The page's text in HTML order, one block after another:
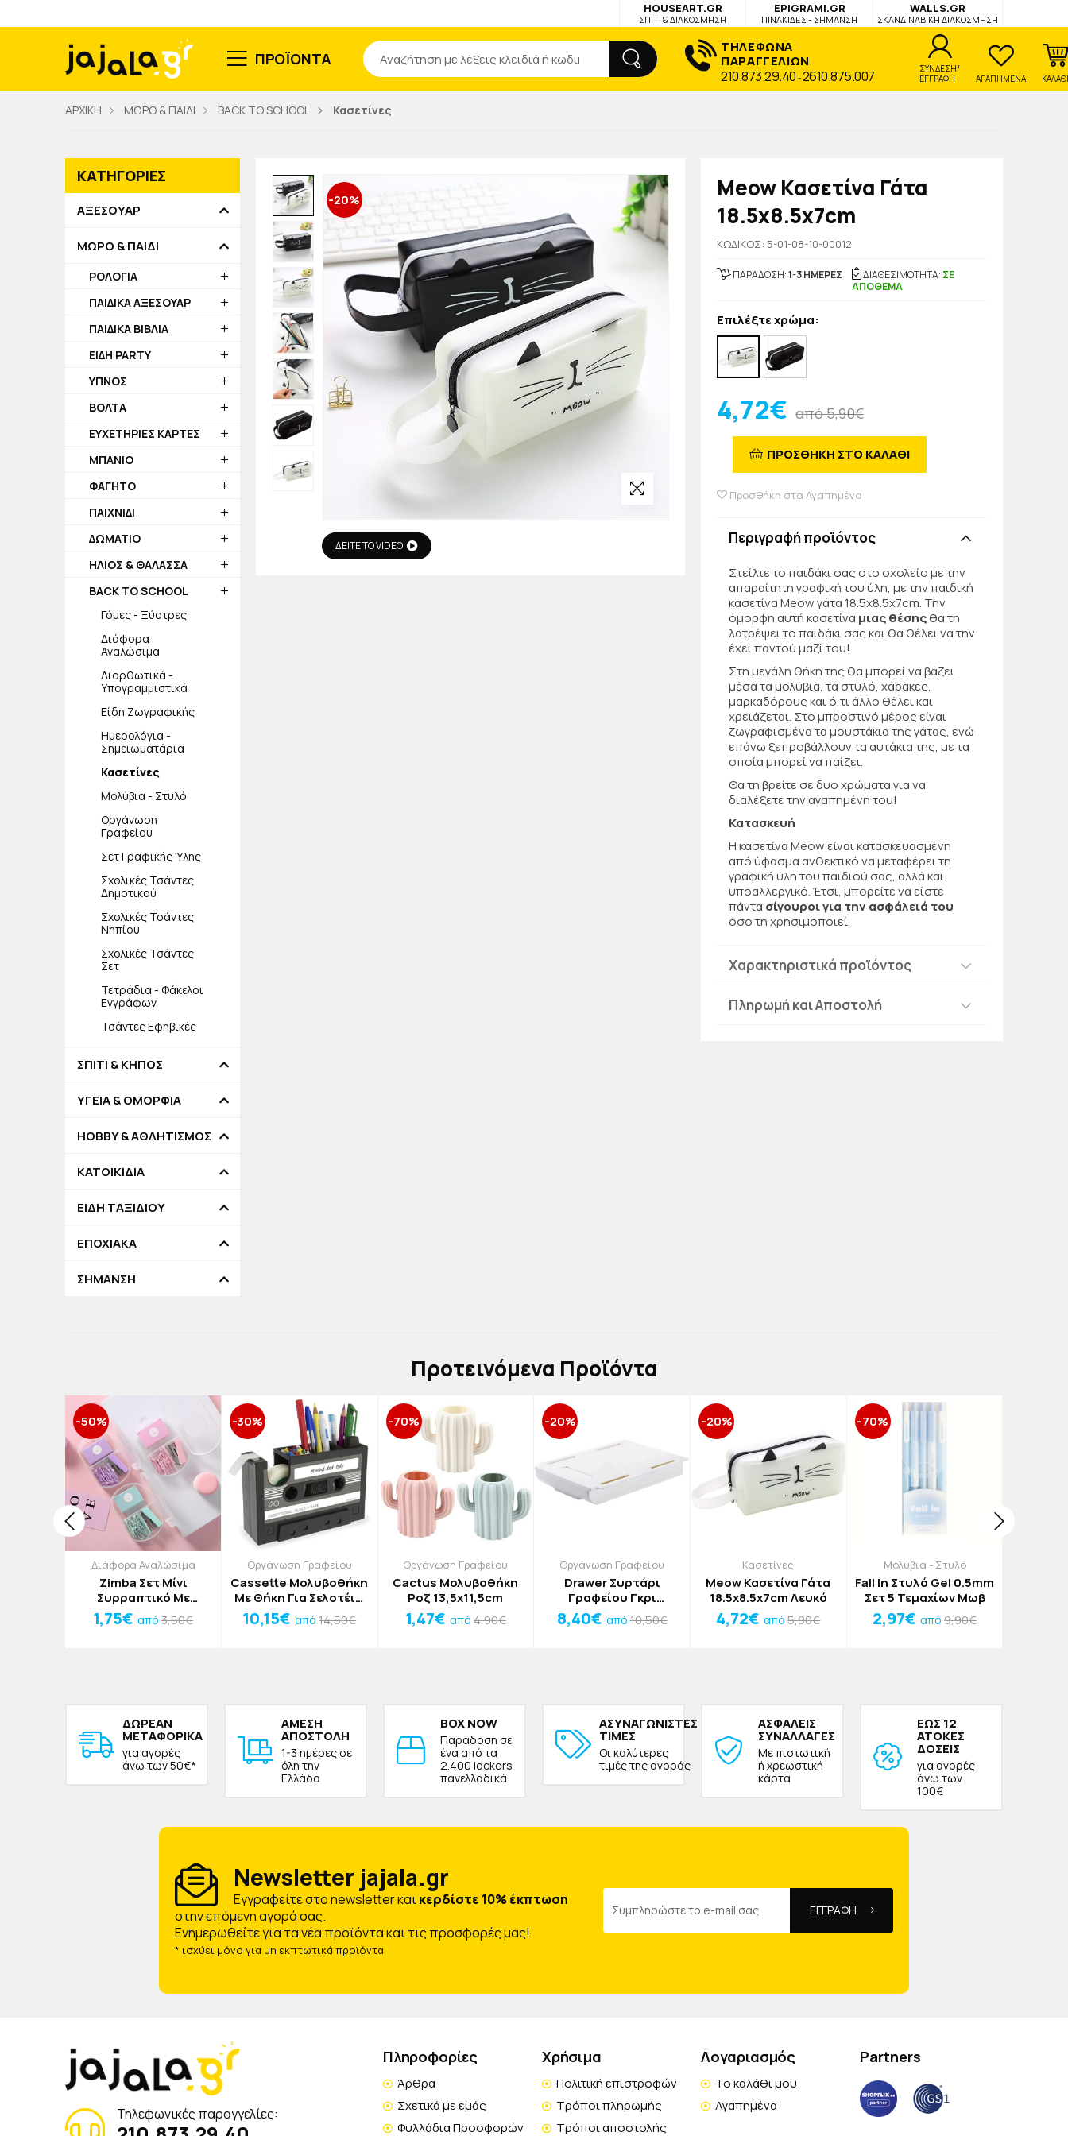
HOUSEART.GR
ΣΠΙΤΙ & ΔΙΑΚΟΣΜΗΣΗ
EPIGRAMI.GR
ΠΙΝΑΚΙΔΕΣ - ΣΗΜΑΝΣΗ
WALLS.GR
ΣΚΑΝΔΙΝΑΒΙΚΗ ΔΙΑΚΟΣΜΗΣΗ
ΠΡΟΪΟΝΤΑ
Αναζήτηση
ΤΗΛΕΦΩΝΑ
ΠΑΡΑΓΓΕΛΙΩΝ
210.873.29.40 -2610.875.007
ΣΥΝΔΕΣΗ/
ΕΓΓΡΑΦΗ
ΑΓΑΠΗΜΕΝΑ
ΑΡΧΙΚΗ ΜΩΡΟ & ΠΑΙΔΙ BACK TO SCHOOL Κασετίνες
-20%
ΔΕΙΤΕ ΤΟ VIDEO
Meow Κασετίνα Γάτα
18.5x8.5x7cm
KΩΔΙΚΟΣ: 5-01-08-10-00012
ΠΑΡΑΔΟΣΗ:1-3 ΗΜΕΡΕΣ ΔΙΑΘΕΣΙΜΟΤΗΤΑ: ΣΕ
ΑΠΟΘΕΜΑ
Επιλέξτε χρώμα:
4,72€ από 5,90€
ΠΡΟΣΘΗΚΗ ΣΤΟ ΚΑΛΑΘΙ
Προσθήκη στα Αγαπημένα
Περιγραφή προϊόντος
Στείλτε το παιδάκι σας στο σχολείο με την
απαραίτητη γραφική του ύλη, με την παιδική
κασετίνα Meow γάτα 18.5x8.5x7cm. Την
όμορφη αυτή κασετίνα μιας θέσηςθα τη
λατρέψει το παιδάκι σας και θα θέλει να την
έχει παντού μαζί του!
Στη μεγάλη θήκη της θα μπορεί να βάζει
μέσα τα μολύβια, τα στυλό, χάρακες,
μαρκαδόρους και ό,τι άλλο θέλει και
χρειάζεται. Στο μπροστινό μέρος είναι
ζωγραφισμένα τα μουστάκια της γάτας, ενώ
επάνω ξεπροβάλλουν τα αυτάκια της, με τα
οποία μπορεί να παίζει.
Θα τη βρείτε σε δυο χρώματα για να
διαλέξετε την αγαπημένη του!
Κατασκευή
Η κασετίνα Meow είναι κατασκευασμένη
από ύφασμα ανθεκτικό να μεταφέρει τη
γραφική ύλη του παιδιού σας, αλλά και
υποαλλεργικό. Έτσι, μπορείτε να είστε
πάντα σίγουροι για την ασφάλειά του
όσο τη χρησιμοποιεί.
Χαρακτηριστικά προϊόντος
Πληρωμή και Αποστολή
ΚΑΤΗΓΟΡΙΕΣ
ΑΞΕΣΟΥΑΡ
ΜΩΡΟ & ΠΑΙΔΙ
ΡΟΛΟΓΙΑ
ΠΑΙΔΙΚΑ ΑΞΕΣΟΥΑΡ
ΠΑΙΔΙΚΑ ΒΙΒΛΙΑ
ΕΙΔΗ PARTY
ΥΠΝΟΣ
ΒΟΛΤΑ
ΕΥΧΕΤΗΡΙΕΣ ΚΑΡΤΕΣ
ΜΠΑΝΙΟ
ΦΑΓΗΤΟ
ΠΑΙΧΝΙΔΙ
ΔΩΜΑΤΙΟ
ΗΛΙΟΣ & ΘΑΛΑΣΣΑ
BACK TO SCHOOL
Γόμες - Ξύστρες
Διάφορα
Αναλώσιμα
Διορθωτικά -
Υπογραμμιστικά
Είδη Ζωγραφικής
Ημερολόγια -
Σημειωματάρια
Κασετίνες
Μολύβια - Στυλό
Οργάνωση
Γραφείου
Σετ Γραφικής Ύλης
Σχολικές Τσάντες
Δημοτικού
Σχολικές Τσάντες
Νηπίου
Σχολικές Τσάντες
Σετ
Τετράδια - Φάκελοι
Εγγράφων
Τσάντες Εφηβικές
ΣΠΙΤΙ & ΚΗΠΟΣ
ΥΓΕΙΑ & ΟΜΟΡΦΙΑ
HOBBY & ΑΘΛΗΤΙΣΜΟΣ
ΚΑΤΟΙΚΙΔΙΑ
ΕΙΔΗ ΤΑΞΙΔΙΟΥ
ΕΠΟΧΙΑΚΑ
ΣΗΜΑΝΣΗ
Πρoτεινόμενα Προϊόντα
-50%
Διάφορα Αναλώσιμα
Zimba Σετ Μίνι
Συρραπτικό Με
Συνδετήρες Πράσινο
1,75€ από3,50€
-30%
Οργάνωση Γραφείου
Cassette Μολυβοθήκη
Με Θήκη Για Σελοτέιπ
Μπλε 16,8x11x5,2cm
10,15€ από14,50€
-70%
Οργάνωση Γραφείου
Cactus Μολυβοθήκη
Ροζ 13,5x11,5cm
1,47€ από 4,90€
-20%
Οργάνωση Γραφείου
Drawer Συρτάρι
Γραφείου Γκρι
15,5x22x3,5cm
8,40€ από10,50€
-20%
Κασετίνες
Meow Κασετίνα Γάτα
18.5x8.5x7cm Λευκό
4,72€ από5,90€
-70%
Μολύβια - Στυλό
Fall In Στυλό Gel 0.5mm
Σετ 5 Τεμαχίων Μωβ
2,97€ από9,90€
ΔΩΡΕAΝ
ΜΕΤΑΦΟΡΙΚΑ
για αγορές
άνω των 50€*
ΑΜΕΣΗ
ΑΠΟΣΤΟΛΗ
1-3 ημέρες σε
όλη την
Ελλάδα
BOX NOW
Παράδοση σε
ένα από τα
2.400 lockers
πανελλαδικά
ΑΣΥΝΑΓΩΝΙΣΤΕΣ
ΤΙΜΕΣ
Οι καλύτερες
τιμές της αγοράς
ΑΣΦΑΛΕΙΣ
ΣΥΝΑΛΛΑΓΕΣ
Με πιστωτική
ή χρεωστική
κάρτα
ΕΩΣ 12
ΑΤΟΚΕΣ
ΔΟΣΕΙΣ
για αγορές
άνω των
100€
Newsletter jajala.gr
Eγγραφείτε στο newsletter καικερδίστε 10% έκπτωση
στην επόμενη αγορά σας.
Ενημερωθείτε για τα νέα προϊόντα και τις προσφορές μας!
* ισχύει μόνο για μη εκπτωτικά προϊόντα
ΕΓΓΡΑΦΗ
Τηλεφωνικές παραγγελίες:
Πληροφορίες
Άρθρα
Σχετικά με εμάς
Φυλλάδια Προσφορών
Χρήσιμα
Πολιτική επιστροφών
Τρόποι πληρωμής
Τρόποι αποστολής
Λογαριασμός
Το καλάθι μου
Αγαπημένα
Partners